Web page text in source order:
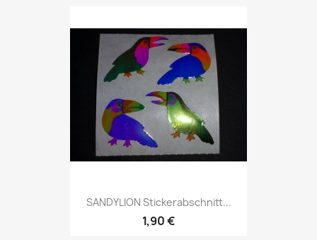
SANDYLION Stickerabschnitt...
1,90 €